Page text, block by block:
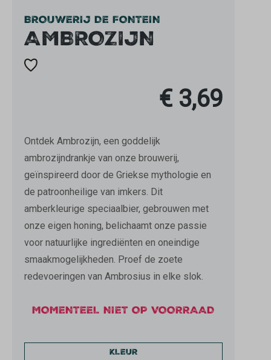
BROUWERIJ DE FONTEIN
AMBROZIJN
€ 3,69
Ontdek Ambrozijn, een goddelijk
ambrozijndrankje van onze brouwerij,
geïnspireerd door de Griekse mythologie en
de patroonheilige van imkers. Dit
amberkleurige speciaalbier, gebrouwen met
onze eigen honing, belichaamt onze passie
voor natuurlijke ingrediënten en oneindige
smaakmogelijkheden. Proef de zoete
redevoeringen van Ambrosius in elke slok.
KLEUR
MOMENTEEL NIET OP VOORRAAD